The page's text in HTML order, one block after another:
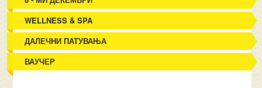
WELLNESS & SPA
ДАЛЕЧНИ ПАТУВАЊА
ВАУЧЕР